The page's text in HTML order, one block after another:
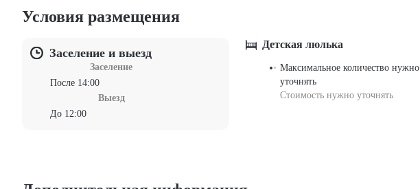
Условия размещения
Заселение и выезд
Заселение
После 14:00
Выезд
До 12:00
Детская люлька
Максимальное количество нужно
уточнять
Стоимость нужно уточнять